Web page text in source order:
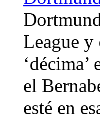
League y
el
esté en